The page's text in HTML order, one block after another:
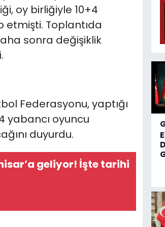
oy birliğiyle 10+4
etmişti. Toplantıda
sonra değişiklik
Federasyonu, yaptığı
yabancı oyuncu
duyurdu.
geliyor! İşte tarihi